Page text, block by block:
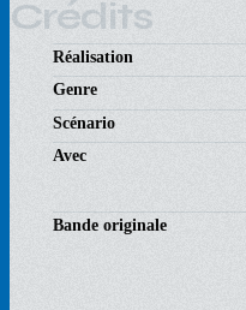
Crédits
Réalisation
Genre
Scénario
Avec
Bande originale